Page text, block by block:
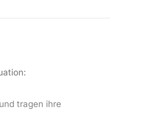
tragen ihre